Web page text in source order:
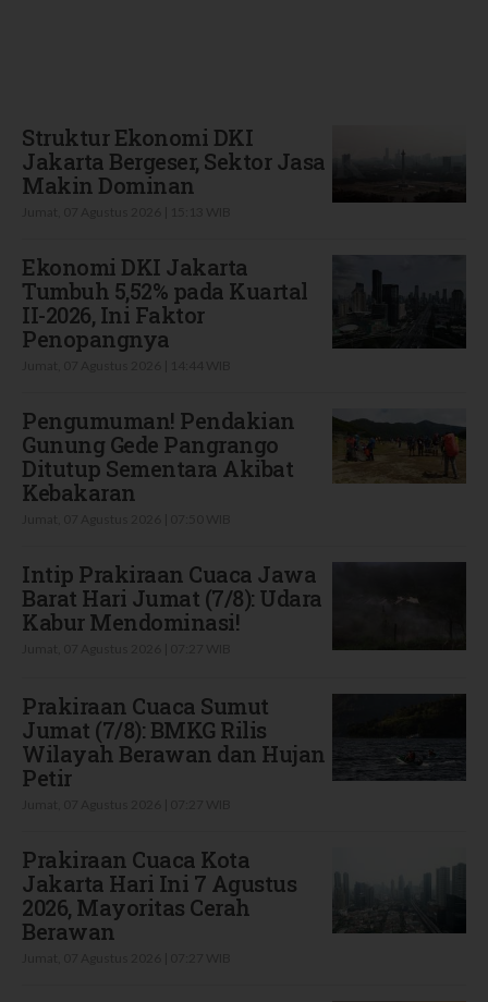
Struktur Ekonomi DKI
Jakarta Bergeser, Sektor Jasa
Makin Dominan
Ekonomi DKI Jakarta
Tumbuh 5,52% pada Kuartal
II-2026, Ini Faktor
Penopangnya
Pengumuman! Pendakian
Gunung Gede Pangrango
Ditutup Sementara Akibat
Kebakaran
Intip Prakiraan Cuaca Jawa
Barat Hari Jumat (7/8): Udara
Kabur Mendominasi!
Prakiraan Cuaca Sumut
Jumat (7/8): BMKG Rilis
Wilayah Berawan dan Hujan
Petir
Prakiraan Cuaca Kota
Jakarta Hari Ini 7 Agustus
2026, Mayoritas Cerah
Berawan